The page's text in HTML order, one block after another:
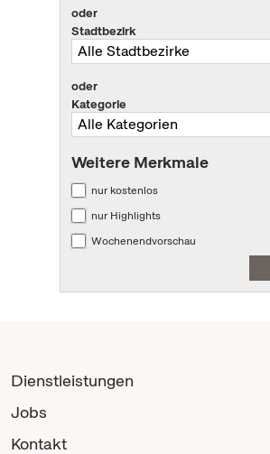
oder
Stadtbezirk
oder
Kategorie
Weitere Merkmale
nur kostenlos
nur Highlights
Wochenendvorschau
Dienstleistungen
Jobs
Kontakt